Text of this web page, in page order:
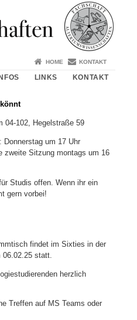
HOME KONTAKT
LINKS KONTAKT
04-102, Hegelstraße 59
um 17 Uhr
zweite Sitzung montags um 16
Studis offen. Wenn ihr ein
gern vorbei!
findet im Sixties in der
statt.
herzlich
Treffen auf MS Teams oder